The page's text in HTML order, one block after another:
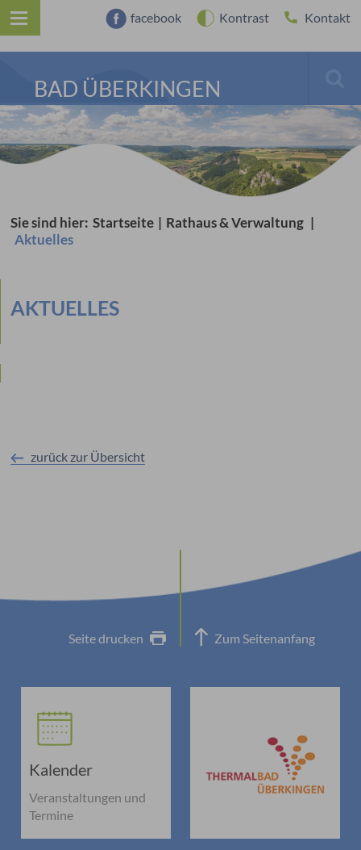
facebook Kontrast Kontakt
BAD ÜBERKINGEN
Sie sind hier: Startseite | Rathaus & Verwaltung |
Aktuelles
AKTUELLES
zurück zur Übersicht
Seite drucken Zum Seitenanfang
Kalender
Veranstaltungen und
Termine